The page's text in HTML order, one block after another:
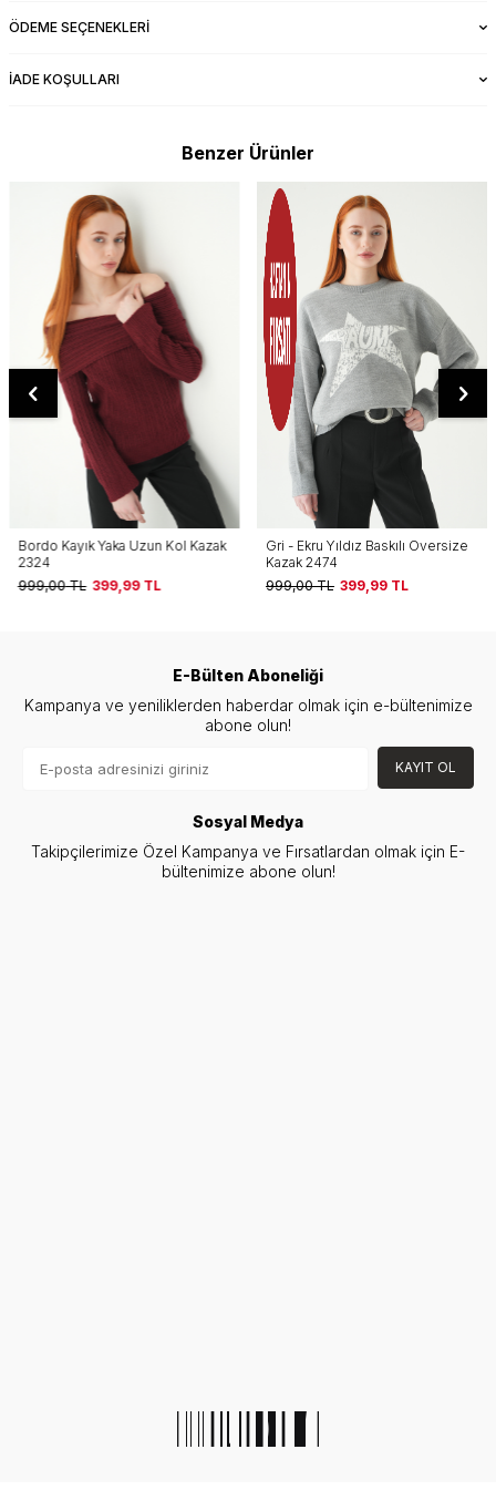
ÖDEME SEÇENEKLERI
İADE KOŞULLARI
Benzer Ürünler
Bordo Kayık Yaka Uzun Kol Kazak
2324
999,00TL 399,99TL
Gri - Ekru Yıldız Baskılı Oversize
Kazak 2474
999,00TL 399,99TL
E-Bülten Aboneliği
Kampanya ve yeniliklerden haberdar olmak için e-bültenimize
abone olun!
KAYIT OL
Sosyal Medya
Takipçilerimize Özel Kampanya ve Fırsatlardan olmak için E-
bültenimize abone olun!